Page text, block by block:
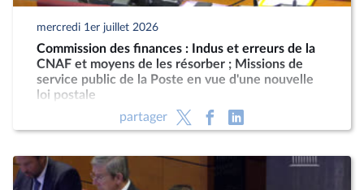
mercredi 1er juillet 2026
Commission des finances : Indus et erreurs de la
CNAF et moyens de les résorber ; Missions de
service public de la Poste en vue d'une nouvelle
loi postale
partager